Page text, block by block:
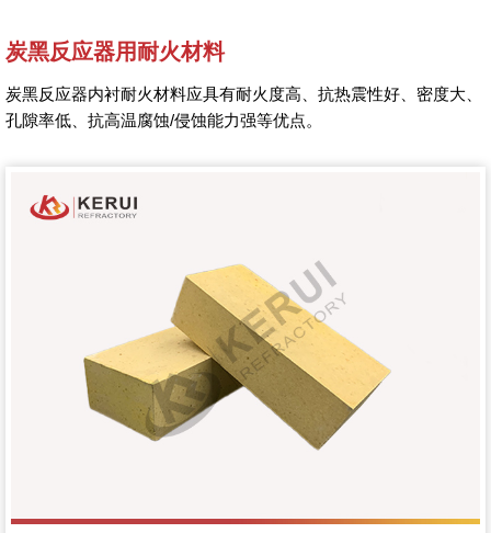
炭黑反应器用耐火材料
炭黑反应器内衬耐火材料应具有耐火度高、抗热震性好、密度大、
孔隙率低、抗高温腐蚀/侵蚀能力强等优点。